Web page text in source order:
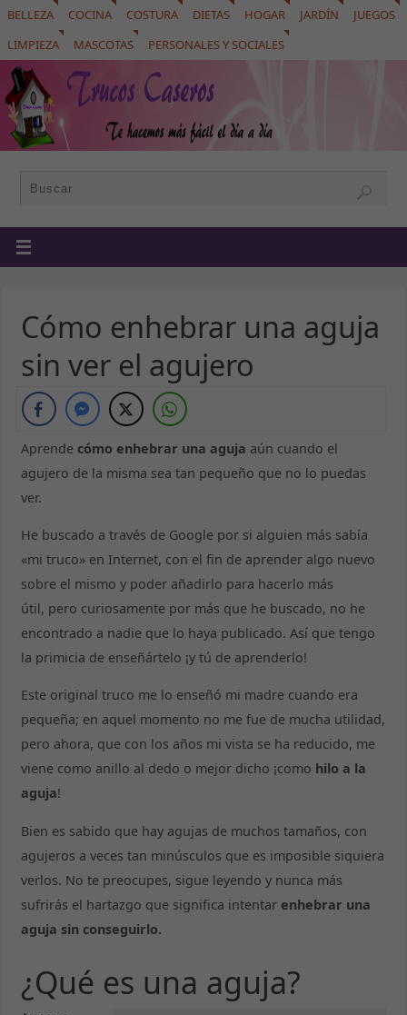
BELLEZA COCINA COSTURA DIETAS HOGAR JARDÍN
JUEGOS
LIMPIEZA
MASCOTAS PERSONALES Y SOCIALES
Cómo enhebrar una aguja
sin ver el agujero
Aprende cómo enhebrar una aguja aún cuando el
agujero de la misma sea tan pequeño que no lo puedas
ver.
He buscado a través de Google por si alguien más sabía
«mi truco» en Internet, con el fin de aprender algo nuevo
sobre el mismo y poder añadirlo para hacerlo más
útil, pero curiosamente por más que he buscado, no he
encontrado a nadie que lo haya publicado. Así que tengo
la primicia de enseñártelo ¡y tú de aprenderlo!
Este original truco me lo enseñó mi madre cuando era
pequeña; en aquel momento no me fue de mucha utilidad,
pero ahora, que con los años mi vista se ha reducido, me
viene como anillo al dedo o mejor dicho ¡como hilo a la
aguja!
Bien es sabido que hay agujas de muchos tamaños, con
agujeros a veces tan minúsculos que es imposible siquiera
verlos. No te preocupes, sigue leyendo y nunca más
sufrirás el hartazgo que significa intentar enhebrar una
aguja sin conseguirlo.
¿Qué es una aguja?